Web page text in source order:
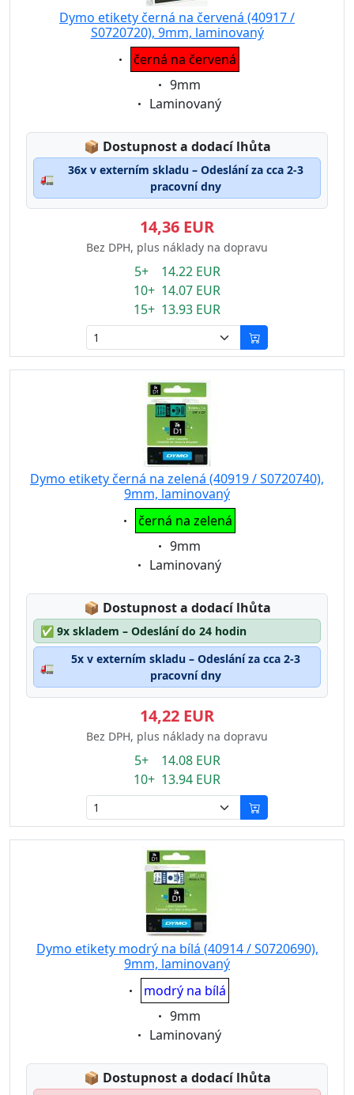
Dymo etikety černá na červená (40917 /
S0720720), 9mm, laminovaný
Eigenschaft:
černá na červená
Eigenschaft:
9mm
Eigenschaft:
Laminovaný
📦 Lagerstatus:
Dostupnost a dodací lhůta
🚛
36x v externím skladu – Odeslání za cca 2-3
pracovní dny
14,36 EUR
Bez DPH, plus náklady na dopravu
5+ 14.22 EUR
10+ 14.07 EUR
15+ 13.93 EUR
Dymo etikety černá na zelená (40919 / S0720740),
9mm, laminovaný
Eigenschaft:
černá na zelená
Eigenschaft:
9mm
Eigenschaft:
Laminovaný
📦 Lagerstatus:
Dostupnost a dodací lhůta
✅ 9x skladem – Odeslání do 24 hodin
🚛
5x v externím skladu – Odeslání za cca 2-3
pracovní dny
14,22 EUR
Bez DPH, plus náklady na dopravu
5+ 14.08 EUR
10+ 13.94 EUR
Dymo etikety modrý na bílá (40914 / S0720690),
9mm, laminovaný
Eigenschaft:
modrý na bílá
Eigenschaft:
9mm
Eigenschaft:
Laminovaný
📦 Lagerstatus:
Dostupnost a dodací lhůta